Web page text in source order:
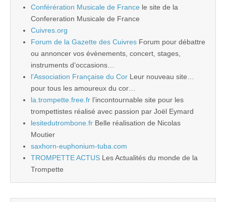
Conférération Musicale de France le site de la
Confereration Musicale de France
Cuivres.org
Forum de la Gazette des Cuivres Forum pour débattre
ou annoncer vos évènements, concert, stages,
instruments d’occasions…
l'Association Française du Cor Leur nouveau site…
pour tous les amoureux du cor…
la.trompette.free.fr l’incontournable site pour les
trompettistes réalisé avec passion par Joël Eymard
lesitedutrombone.fr Belle réalisation de Nicolas
Moutier
saxhorn-euphonium-tuba.com
TROMPETTE ACTUS Les Actualités du monde de la
Trompette